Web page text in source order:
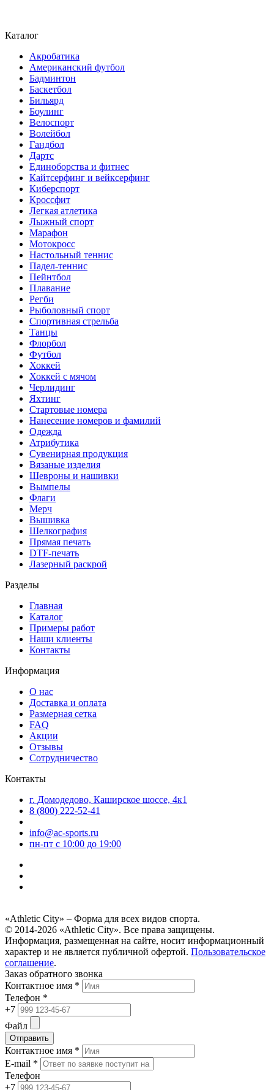
Каталог
Акробатика
Американский футбол
Бадминтон
Баскетбол
Бильярд
Боулинг
Велоспорт
Волейбол
Гандбол
Дартс
Единоборства и фитнес
Кайтсерфинг и вейксерфинг
Киберспорт
Кроссфит
Легкая атлетика
Лыжный спорт
Марафон
Мотокросс
Настольный теннис
Падел-теннис
Пейнтбол
Плавание
Регби
Рыболовный спорт
Спортивная стрельба
Танцы
Флорбол
Футбол
Хоккей
Хоккей с мячом
Черлидинг
Яхтинг
Стартовые номера
Нанесение номеров и фамилий
Одежда
Атрибутика
Сувенирная продукция
Вязаные изделия
Шевроны и нашивки
Вымпелы
Флаги
Мерч
Вышивка
Шелкография
Прямая печать
DTF-печать
Лазерный раскрой
Разделы
Главная
Каталог
Примеры работ
Наши клиенты
Контакты
Информация
О нас
Доставка и оплата
Размерная сетка
FAQ
Акции
Отзывы
Сотрудничество
Контакты
г. Домодедово, Каширское шоссе, 4к1
8 (800) 222-52-41
info@ac-sports.ru
пн-пт c 10:00 до 19:00
«Athletic City» – Форма для всех видов спорта.
© 2014-2026 «Athletic City». Все права защищены.
Информация, размещенная на сайте, носит информационный
характер и не является публичной офертой. Пользовательское
соглашение.
Заказ обратного звонка
Контактное имя *
Телефон *
+7
Файл
Отправить
Контактное имя *
E-mail *
Телефон
+7